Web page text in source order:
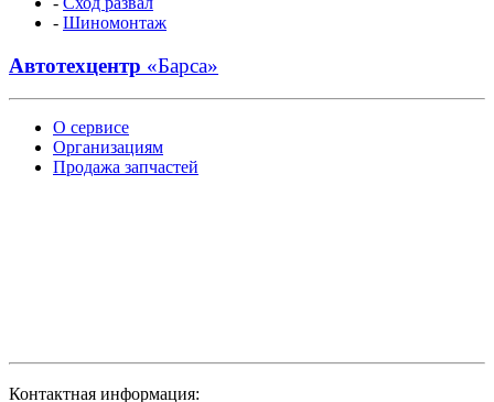
- Шиномонтаж
Автотехцентр «Барса»
О сервисе
Организациям
Продажа запчастей
Контактная информация: